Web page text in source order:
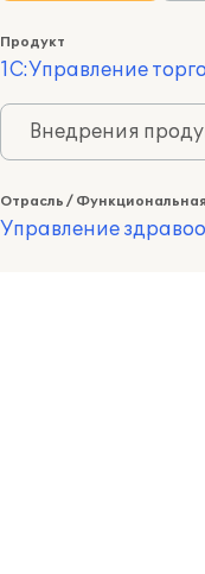
Продукт
1С:Управление
Внедрения
Отрасль /
Управление